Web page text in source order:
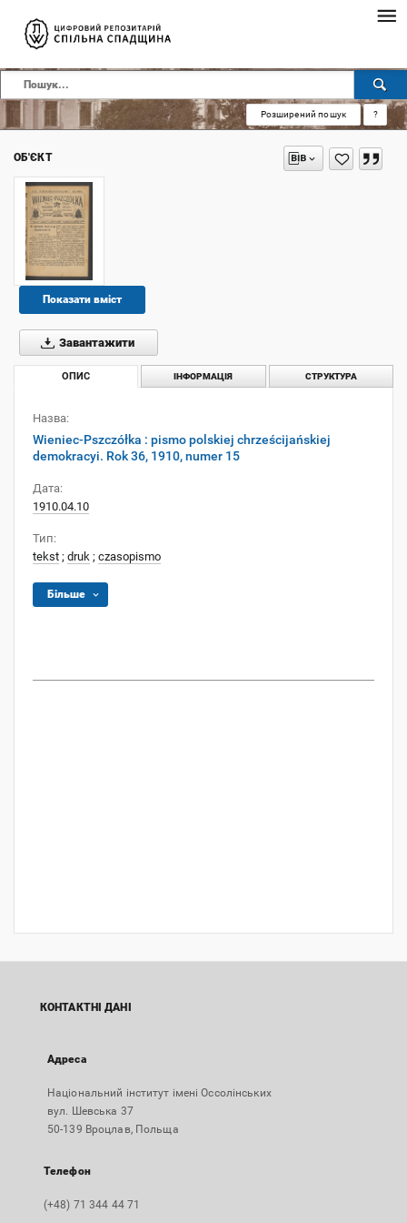
Розширений пошук ?
ОБ'ЄКТ
Показати вміст
Завантажити
ОПИС ІНФОРМАЦІЯ СТРУКТУРА
Назва:
Wieniec-Pszczółka : pismo polskiej chrześcijańskiej
demokracyi. Rok 36, 1910, numer 15
Дата:
1910.04.10
Тип:
tekst ; druk ; czasopismo
Більше
КОНТАКТНІ ДАНІ
Адреса
Національний інститут імені Оссолінських
вул. Шевська 37
50-139 Вроцлав, Польща
Телефон
(+48) 71 344 44 71